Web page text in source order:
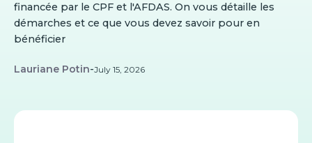
financée par le CPF et l'AFDAS. On vous détaille les
démarches et ce que vous devez savoir pour en
bénéficier
Lauriane Potin-July 15, 2026